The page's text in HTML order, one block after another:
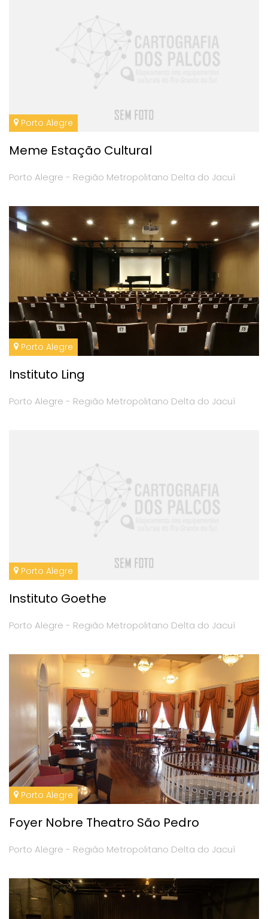
Porto Alegre
Meme Estação Cultural
Porto Alegre - Região Metropolitano Delta do Jacuí
Porto Alegre
Instituto Ling
Porto Alegre - Região Metropolitano Delta do Jacuí
Porto Alegre
Instituto Goethe
Porto Alegre - Região Metropolitano Delta do Jacuí
Porto Alegre
Foyer Nobre Theatro São Pedro
Porto Alegre - Região Metropolitano Delta do Jacuí